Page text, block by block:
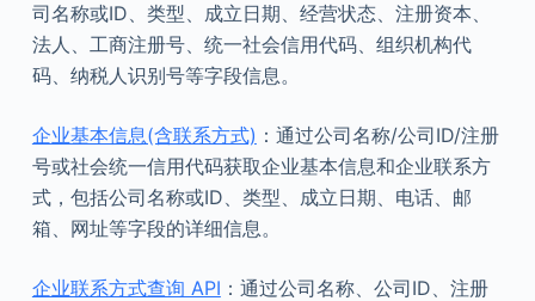
司名称或ID、类型、成立日期、经营状态、注册资本、
法人、工商注册号、统一社会信用代码、组织机构代
码、纳税人识别号等字段信息。
企业基本信息(含联系方式) ：通过公司名称/公司ID/注册
号或社会统一信用代码获取企业基本信息和企业联系方
式，包括公司名称或ID、类型、成立日期、电话、邮
箱、网址等字段的详细信息。
企业联系方式查询 API ：通过公司名称、公司ID、注册